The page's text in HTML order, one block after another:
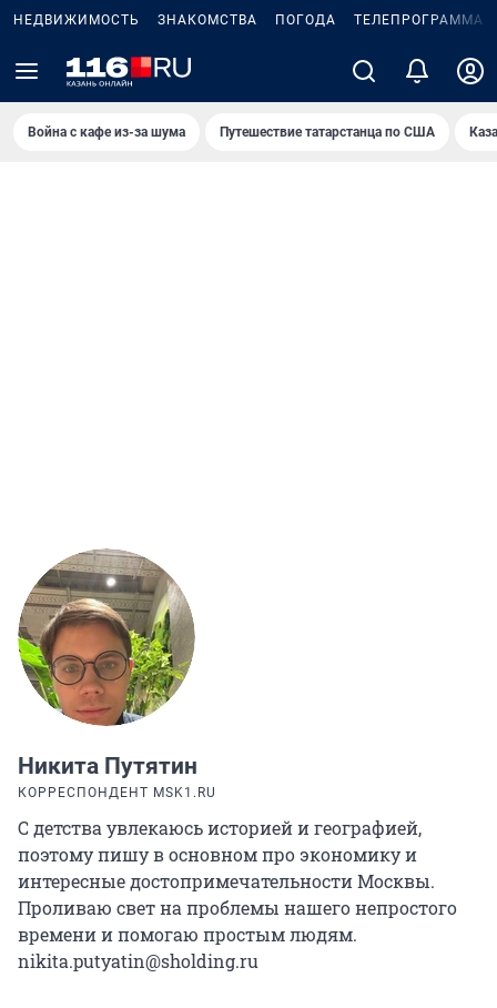
НЕДВИЖИМОСТЬ ЗНАКОМСТВА ПОГОДА ТЕЛЕПРОГРАММА
Война с кафе из-за шума Путешествие татарстанца по США
Никита Путятин
КОРРЕСПОНДЕНТ MSK1.RU
С детства увлекаюсь историей и географией,
поэтому пишу в основном про экономику и
интересные достопримечательности Москвы.
Проливаю свет на проблемы нашего непростого
времени и помогаю простым людям.
nikita.putyatin@sholding.ru